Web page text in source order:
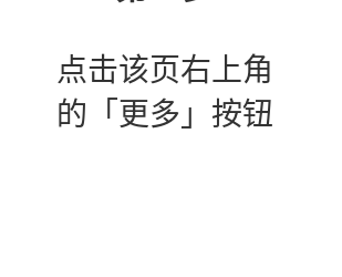
点击该页右上角
的「更多」按钮